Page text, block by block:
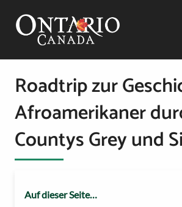
Roadtrip zur
Afroamerikaner
Countys Grey und
Auf dieser Seite…